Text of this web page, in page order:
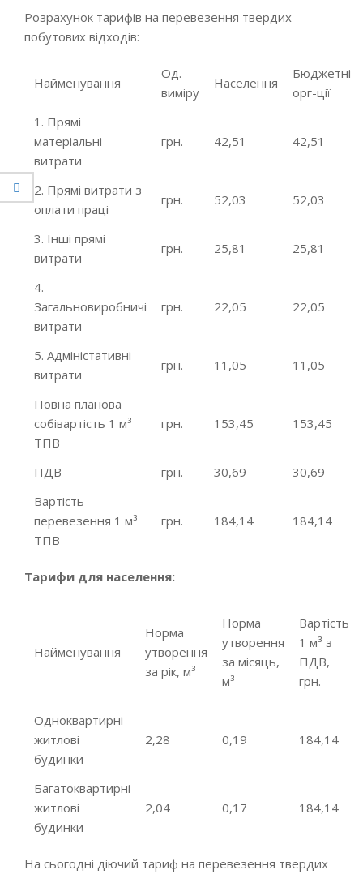
Розрахунок тарифів на перевезення твердих
побутових відходів:
Найменування
Од.
виміру
Населення
Бюджетні
орг-ції
1. Прямі
матеріальні
витрати
грн. 42,51 42,51
2. Прямі витрати з
оплати праці
грн. 52,03 52,03
3. Інші прямі
витрати
грн. 25,81 25,81
4.
Загальновиробничі
витрати
грн. 22,05 22,05
5. Адміністативні
витрати
грн. 11,05 11,05
Повна планова
собівартість 1 м³
ТПВ
грн. 153,45 153,45
ПДВ грн. 30,69
30,69
Вартість
перевезення 1 м³
ТПВ
грн. 184,14 184,14
Тарифи для населення:
Найменування
Норма
утворення
за рік, м³
Норма
утворення
за місяць,
м³
Вартість
1 м³ з
ПДВ,
грн.
Одноквартирні
житлові
будинки
2,28 0,19 184,14
Багатоквартирні
житлові
будинки
2,04 0,17 184,14
На сьогодні діючий тариф на перевезення твердих